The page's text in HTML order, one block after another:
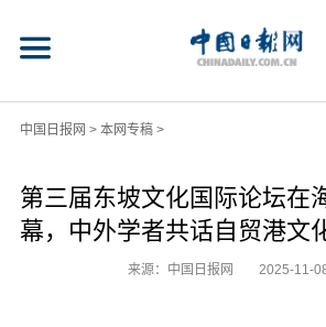
中国日报网 > 本网专稿>
第三届东坡文化国际论坛在
幕，中外学者共话自贸港文
来源：中国日报网 2025-11-